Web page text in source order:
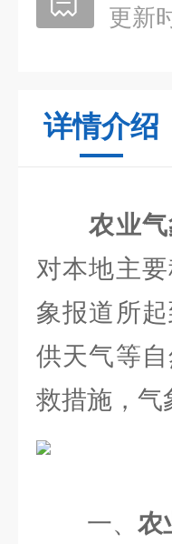
更新
详情介绍
农业
对本地主
象报道所
供天气等
救措施，气
一、 农